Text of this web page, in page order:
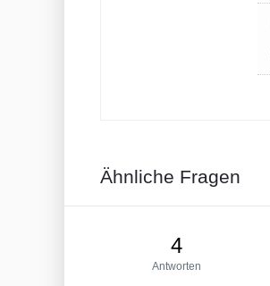
Ähnliche Fragen
4
Antworten